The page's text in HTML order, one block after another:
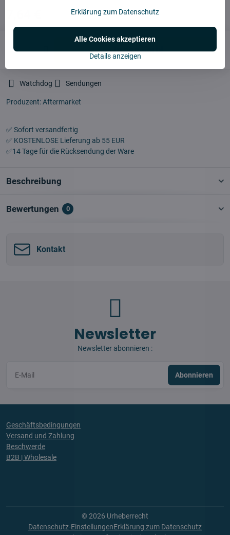
In den Korb!
Watchdog Sendungen
Produzent:Aftermarket
✅ Sofort versandfertig
✅ KOSTENLOSE Lieferung ab 55 EUR
✅14 Tage für die Rücksendung der Ware
Beschreibung
Bewertungen 0
Kontakt
Newsletter
Newsletter abonnieren :
Abonnieren
Geschäftsbedingungen
Versand und Zahlung
Beschwerde
B2B | Wholesale
©2026 Urheberrecht
Datenschutz-EinstellungenErklärung zum Datenschutz
Erklärung zum Datenschutz
Details anzeigen
Alle Cookies akzeptieren